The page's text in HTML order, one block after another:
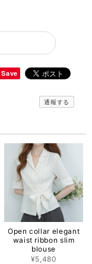
Save
通報する
Open collar elegant
waist ribbon slim
blouse
¥5,480